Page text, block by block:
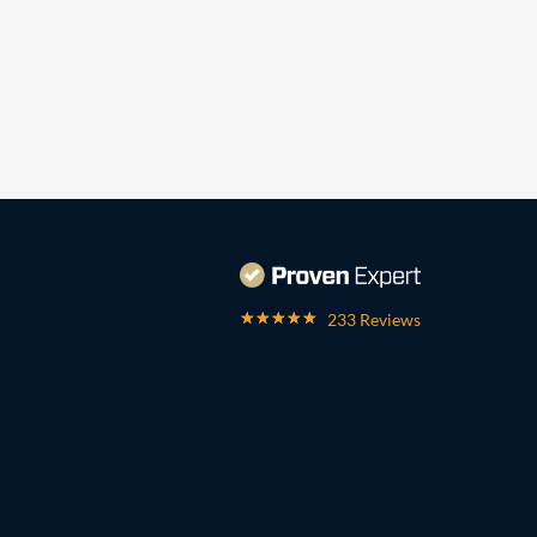
233 Reviews